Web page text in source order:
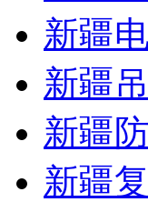
新疆
新疆
新疆
新疆